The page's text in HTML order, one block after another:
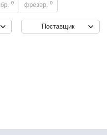
0 фрезер. 0
Поставщик